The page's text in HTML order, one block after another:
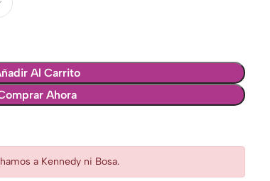
Al Carrito
Ahora
a Kennedy ni Bosa.